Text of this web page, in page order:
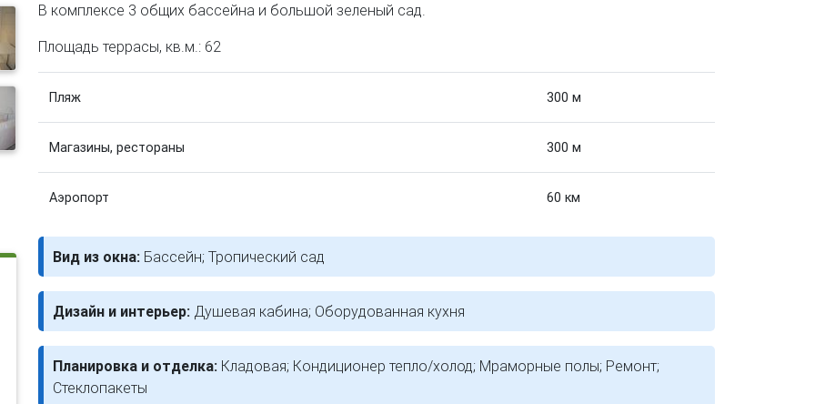
В комплексе 3 общих бассейна и большой зеленый сад.
Площадь террасы, кв.м.: 62
Пляж 300 м
Магазины, рестораны 300 м
Аэропорт 60 км
Вид из окна: Бассейн; Тропический сад
Дизайн и интерьер: Душевая кабина; Оборудованная кухня
Планировка и отделка: Кладовая; Кондиционер тепло/холод; Мраморные полы; Ремонт;
Стеклопакеты